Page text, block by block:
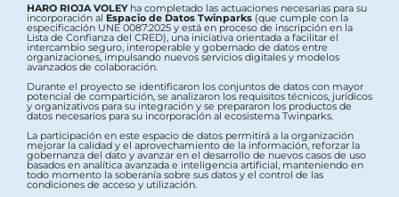
HARO RIOJA VOLEYha completado las actuaciones necesarias para su
incorporación al Espacio de Datos Twinparks (que cumple con la
especificación UNE 0087:2025 y está en proceso de inscripción en la
Lista de Confianza del CRED), una iniciativa orientada a facilitar el
intercambio seguro, interoperable y gobernado de datos entre
organizaciones, impulsando nuevos servicios digitales y modelos
avanzados de colaboración.
Durante el proyecto se identificaron los conjuntos de datos con mayor
potencial de compartición, se analizaron los requisitos técnicos, jurídicos
y organizativos para su integración y se prepararon los productos de
datos necesarios para su incorporación al ecosistema Twinparks.
La participación en este espacio de datos permitirá a la organización
mejorar la calidad y el aprovechamiento de la información, reforzar la
gobernanza del dato y avanzar en el desarrollo de nuevos casos de uso
basados en analítica avanzada e inteligencia artificial, manteniendo en
todo momento la soberanía sobre sus datos y el control de las
condiciones de acceso y utilización.